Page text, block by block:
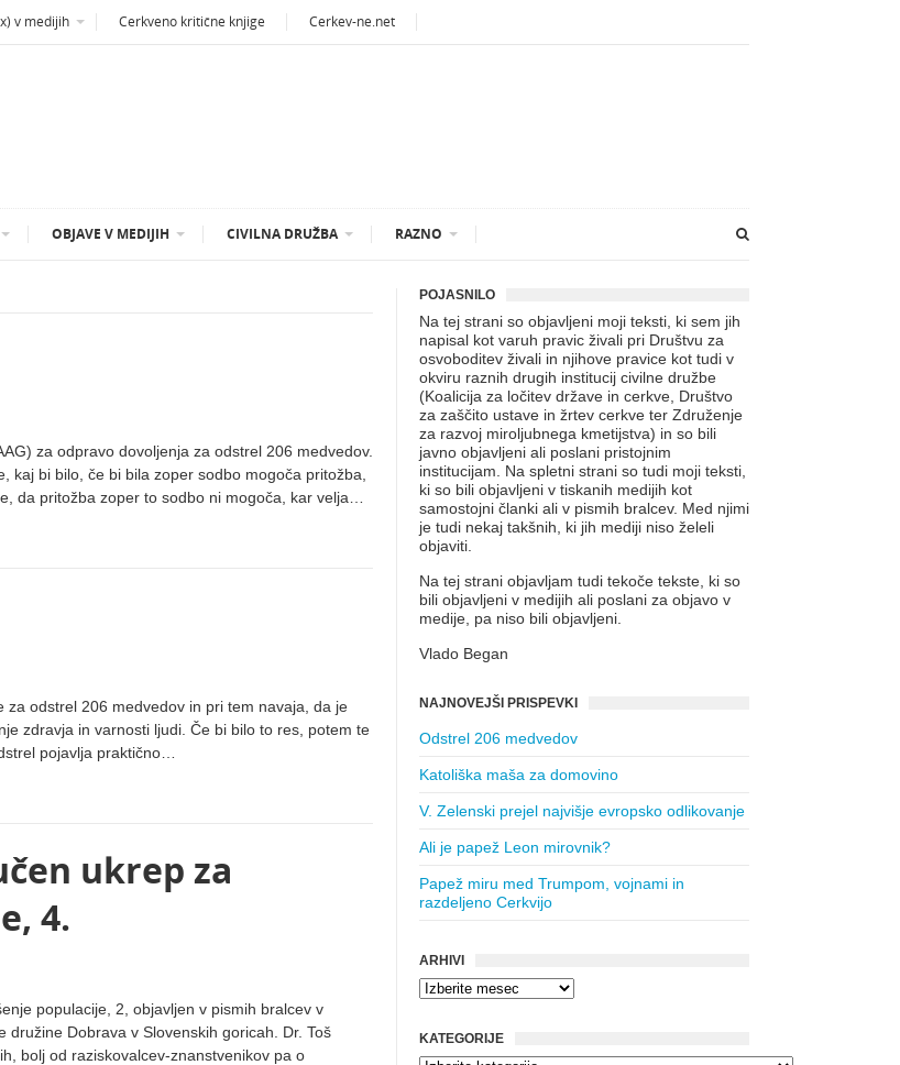
v medijih Cerkveno kritične knjige Cerkev-ne.net
OBJAVE V MEDIJIH CIVILNA DRUŽBA RAZNO
za odpravo dovoljenja za odstrel 206 medvedov.
kaj bi bilo, če bi bila zoper sodbo mogoča pritožba,
da pritožba zoper to sodbo ni mogoča, kar velja…
odstrel 206 medvedov in pri tem navaja, da je
zdravja in varnosti ljudi. Če bi bilo to res, potem te
pojavlja praktično…
ukrep za
4.
populacije, 2, objavljen v pismih bralcev v
družine Dobrava v Slovenskih goricah. Dr. Toš
bolj od raziskovalcev-znanstvenikov pa o
POJASNILO
Na tej strani so objavljeni moji teksti, ki sem jih
napisal kot varuh pravic živali pri Društvu za
osvoboditev živali in njihove pravice kot tudi v
okviru raznih drugih institucij civilne družbe
(Koalicija za ločitev države in cerkve, Društvo
za zaščito ustave in žrtev cerkve ter Združenje
za razvoj miroljubnega kmetijstva) in so bili
javno objavljeni ali poslani pristojnim
institucijam. Na spletni strani so tudi moji teksti,
ki so bili objavljeni v tiskanih medijih kot
samostojni članki ali v pismih bralcev. Med njimi
je tudi nekaj takšnih, ki jih mediji niso želeli
objaviti.
Na tej strani objavljam tudi tekoče tekste, ki so
bili objavljeni v medijih ali poslani za objavo v
medije, pa niso bili objavljeni.
Vlado Began
NAJNOVEJŠI PRISPEVKI
Odstrel 206 medvedov
Katoliška maša za domovino
V. Zelenski prejel najvišje evropsko odlikovanje
Ali je papež Leon mirovnik?
Papež miru med Trumpom, vojnami in
razdeljeno Cerkvijo
ARHIVI
KATEGORIJE